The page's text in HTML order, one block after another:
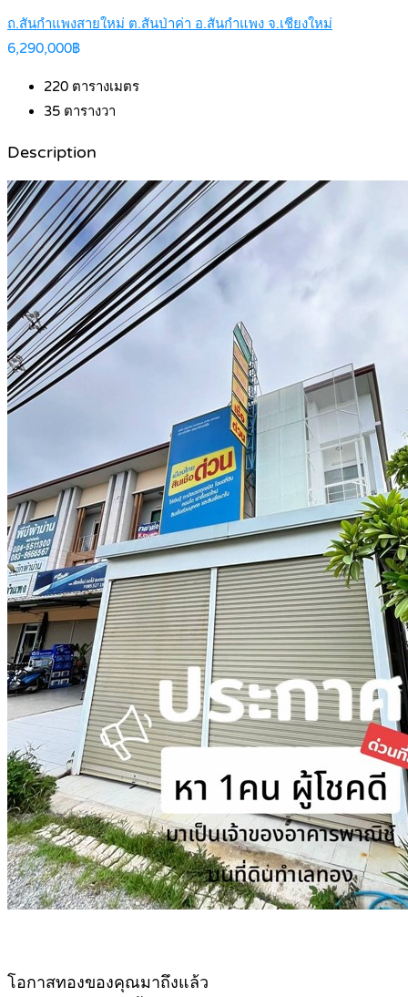
ถ.สันกำแพงสายใหม่ ต.สันป่าค่า อ.สันกำแพง จ.เชียงใหม่
6,290,000฿
220 ตารางเมตร
35 ตารางวา
Description
โอกาสทองของคุณมาถึงแล้ว